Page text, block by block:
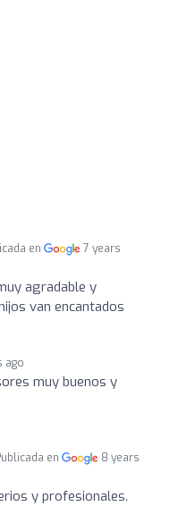
en
7 years
agradable y
van encantados
ago
muy buenos y
en
8 years
y profesionales.